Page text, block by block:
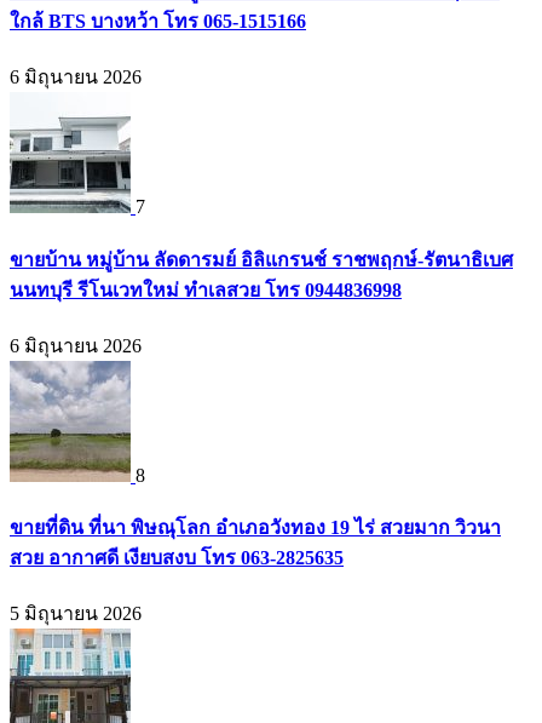
ใกล้ BTS บางหว้า โทร 065-1515166
6 มิถุนายน 2026
7
ขายบ้าน หมู่บ้าน ลัดดารมย์ อิลิแกรนช์ ราชพฤกษ์-รัตนาธิเบศ
นนทบุรี รีโนเวทใหม่ ทำเลสวย โทร 0944836998
6 มิถุนายน 2026
8
ขายที่ดิน ที่นา พิษณุโลก อำเภอวังทอง 19 ไร่ สวยมาก วิวนา
สวย อากาศดี เงียบสงบ โทร 063-2825635
5 มิถุนายน 2026